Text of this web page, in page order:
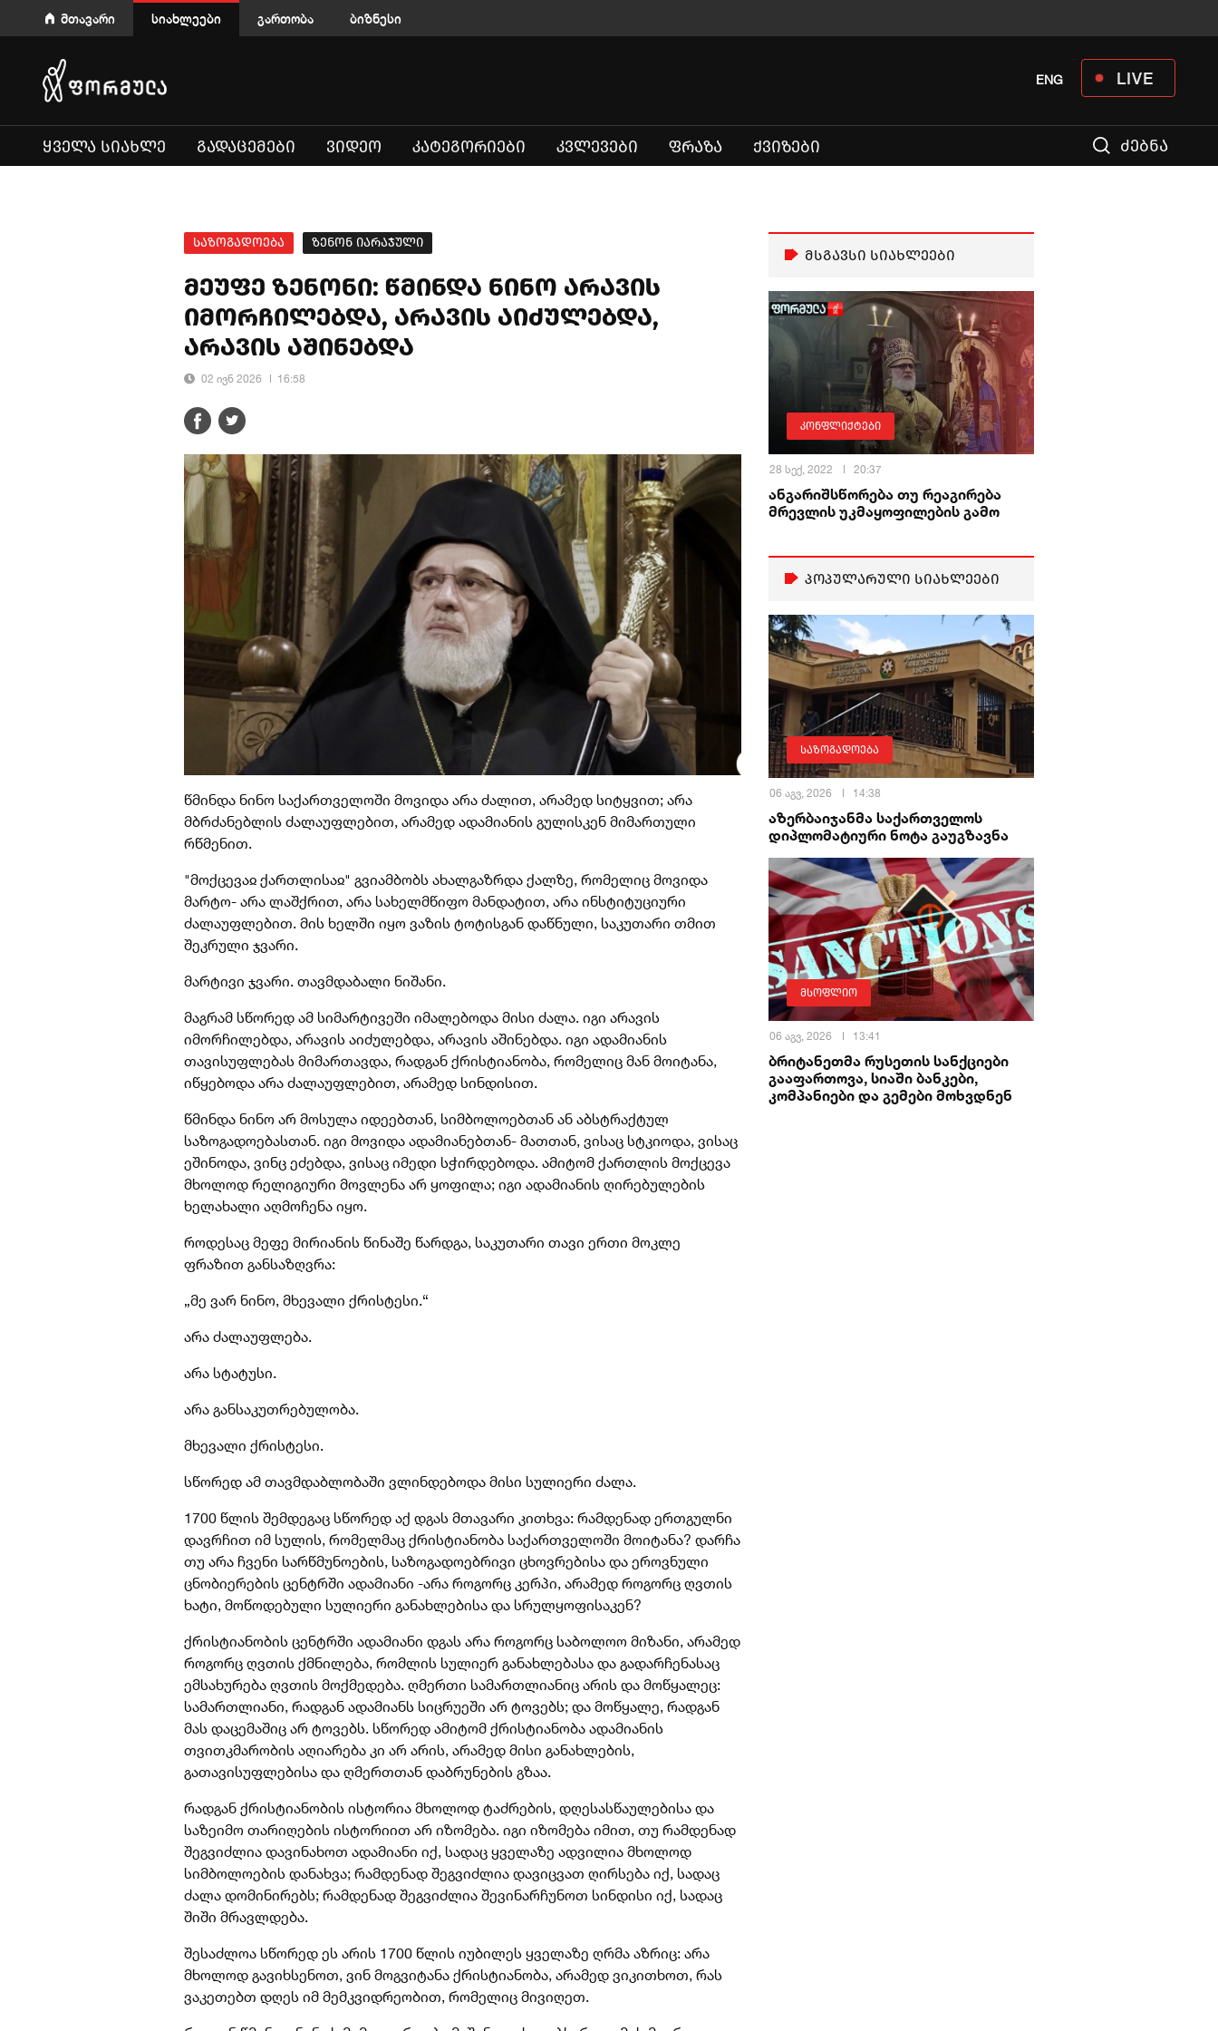
მთავარი სიახლეები გართობა ბიზნესი
LIVE
ENG
ᲧᲕᲔᲚᲐ ᲡᲘᲐᲮᲚᲔ ᲒᲐᲓᲐᲪᲔᲛᲔᲑᲘ ᲕᲘᲓᲔᲝ ᲙᲐᲢᲔᲒᲝᲠᲘᲔᲑᲘ ᲙᲕᲚᲔᲕᲔᲑᲘ ᲤᲠᲐᲖᲐ ᲥᲕᲘᲖᲔᲑᲘ ძებნა
საზოგადოება ზენონ იარაჯული
მეუფე ზენონი: წმინდა ნინო არავის
იმორჩილებდა, არავის აიძულებდა,
არავის აშინებდა
02 ივნ 2026 16:58
წმინდა ნინო საქართველოში მოვიდა არა ძალით, არამედ სიტყვით; არა
მბრძანებლის ძალაუფლებით, არამედ ადამიანის გულისკენ მიმართული
რწმენით.
"მოქცევაჲ ქართლისაჲ" გვიამბობს ახალგაზრდა ქალზე, რომელიც მოვიდა
მარტო- არა ლაშქრით, არა სახელმწიფო მანდატით, არა ინსტიტუციური
ძალაუფლებით. მის ხელში იყო ვაზის ტოტისგან დაწნული, საკუთარი თმით
შეკრული ჯვარი.
მარტივი ჯვარი. თავმდაბალი ნიშანი.
მაგრამ სწორედ ამ სიმარტივეში იმალებოდა მისი ძალა. იგი არავის
იმორჩილებდა, არავის აიძულებდა, არავის აშინებდა. იგი ადამიანის
თავისუფლებას მიმართავდა, რადგან ქრისტიანობა, რომელიც მან მოიტანა,
იწყებოდა არა ძალაუფლებით, არამედ სინდისით.
წმინდა ნინო არ მოსულა იდეებთან, სიმბოლოებთან ან აბსტრაქტულ
საზოგადოებასთან. იგი მოვიდა ადამიანებთან- მათთან, ვისაც სტკიოდა, ვისაც
ეშინოდა, ვინც ეძებდა, ვისაც იმედი სჭირდებოდა. ამიტომ ქართლის მოქცევა
მხოლოდ რელიგიური მოვლენა არ ყოფილა; იგი ადამიანის ღირებულების
ხელახალი აღმოჩენა იყო.
როდესაც მეფე მირიანის წინაშე წარდგა, საკუთარი თავი ერთი მოკლე
ფრაზით განსაზღვრა:
„მე ვარ ნინო, მხევალი ქრისტესი.“
არა ძალაუფლება.
არა სტატუსი.
არა განსაკუთრებულობა.
მხევალი ქრისტესი.
სწორედ ამ თავმდაბლობაში ვლინდებოდა მისი სულიერი ძალა.
1700 წლის შემდეგაც სწორედ აქ დგას მთავარი კითხვა: რამდენად ერთგულნი
დავრჩით იმ სულის, რომელმაც ქრისტიანობა საქართველოში მოიტანა? დარჩა
თუ არა ჩვენი სარწმუნოების, საზოგადოებრივი ცხოვრებისა და ეროვნული
ცნობიერების ცენტრში ადამიანი -არა როგორც კერპი, არამედ როგორც ღვთის
ხატი, მოწოდებული სულიერი განახლებისა და სრულყოფისაკენ?
ქრისტიანობის ცენტრში ადამიანი დგას არა როგორც საბოლოო მიზანი, არამედ
როგორც ღვთის ქმნილება, რომლის სულიერ განახლებასა და გადარჩენასაც
ემსახურება ღვთის მოქმედება. ღმერთი სამართლიანიც არის და მოწყალეც:
სამართლიანი, რადგან ადამიანს სიცრუეში არ ტოვებს; და მოწყალე, რადგან
მას დაცემაშიც არ ტოვებს. სწორედ ამიტომ ქრისტიანობა ადამიანის
თვითკმარობის აღიარება კი არ არის, არამედ მისი განახლების,
გათავისუფლებისა და ღმერთთან დაბრუნების გზაა.
რადგან ქრისტიანობის ისტორია მხოლოდ ტაძრების, დღესასწაულებისა და
საზეიმო თარიღების ისტორიით არ იზომება. იგი იზომება იმით, თუ რამდენად
შეგვიძლია დავინახოთ ადამიანი იქ, სადაც ყველაზე ადვილია მხოლოდ
სიმბოლოების დანახვა; რამდენად შეგვიძლია დავიცვათ ღირსება იქ, სადაც
ძალა დომინირებს; რამდენად შეგვიძლია შევინარჩუნოთ სინდისი იქ, სადაც
შიში მრავლდება.
შესაძლოა სწორედ ეს არის 1700 წლის იუბილეს ყველაზე ღრმა აზრიც: არა
მხოლოდ გავიხსენოთ, ვინ მოგვიტანა ქრისტიანობა, არამედ ვიკითხოთ, რას
ვაკეთებთ დღეს იმ მემკვიდრეობით, რომელიც მივიღეთ.
მსგავსი სიახლეები
კონფლიქტები
28 სექ, 2022 20:37
ანგარიშსწორება თუ რეაგირება
მრევლის უკმაყოფილების გამო
პოპულარული სიახლეები
საზოგადოება
06 აგვ, 2026 14:38
აზერბაიჯანმა საქართველოს
დიპლომატიური ნოტა გაუგზავნა
მსოფლიო
06 აგვ, 2026 13:41
ბრიტანეთმა რუსეთის სანქციები
გააფართოვა, სიაში ბანკები,
კომპანიები და გემები მოხვდნენ